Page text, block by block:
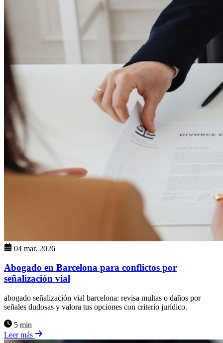
04 mar. 2026
Abogado en Barcelona para conflictos por
señalización vial
abogado señalización vial barcelona: revisa multas o daños por
señales dudosas y valora tus opciones con criterio jurídico.
5 min
Leer más